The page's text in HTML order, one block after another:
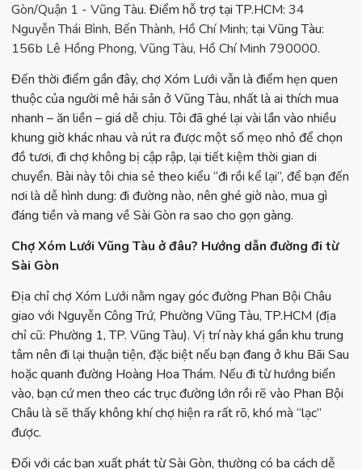
Gòn/Quận 1 - Vũng Tàu. Điểm hỗ trợ tại TP.HCM: 34
Nguyễn Thái Bình, Bến Thành, Hồ Chí Minh; tại Vũng Tàu:
156b Lê Hồng Phong, Vũng Tàu, Hồ Chí Minh 790000.
Đến thời điểm gần đây, chợ Xóm Lưới vẫn là điểm hẹn quen
thuộc của người mê hải sản ở Vũng Tàu, nhất là ai thích mua
nhanh – ăn liền – giá dễ chịu. Tôi đã ghé lại vài lần vào nhiều
khung giờ khác nhau và rút ra được một số mẹo nhỏ để chọn
đồ tươi, đi chợ không bị cập rập, lại tiết kiệm thời gian di
chuyển. Bài này tôi chia sẻ theo kiểu “đi rồi kể lại”, để bạn đến
nơi là dễ hình dung: đi đường nào, nên ghé giờ nào, mua gì
đáng tiền và mang về Sài Gòn ra sao cho gọn gàng.
Chợ Xóm Lưới Vũng Tàu ở đâu? Hướng dẫn đường đi từ
Sài Gòn
Địa chỉ chợ Xóm Lưới nằm ngay góc đường Phan Bội Châu
giao với Nguyễn Công Trứ, Phường Vũng Tàu, TP.HCM (địa
chỉ cũ: Phường 1, TP. Vũng Tàu). Vị trí này khá gần khu trung
tâm nên đi lại thuận tiện, đặc biệt nếu bạn đang ở khu Bãi Sau
hoặc quanh đường Hoàng Hoa Thám. Nếu đi từ hướng biển
vào, bạn cứ men theo các trục đường lớn rồi rẽ vào Phan Bội
Châu là sẽ thấy không khí chợ hiện ra rất rõ, khó mà “lạc”
được.
Đối với các bạn xuất phát từ Sài Gòn, thường có ba cách dễ